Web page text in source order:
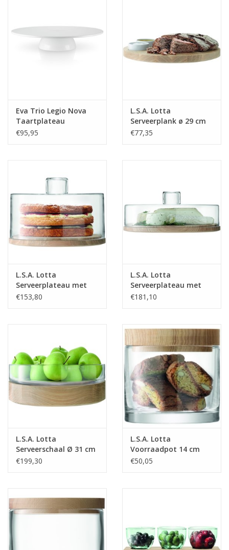
Eva Trio Legio Nova
Taartplateau
€95,95
L.S.A. Lotta
Serveerplank ø 29 cm
€77,35
L.S.A. Lotta
Serveerplateau met
Stolp ø 25 cm
€153,80
L.S.A. Lotta
Serveerplateau met
Stolp ø 32 cm
€181,10
L.S.A. Lotta
Serveerschaal Ø 31 cm
€199,30
L.S.A. Lotta
Voorraadpot 14 cm
€50,05